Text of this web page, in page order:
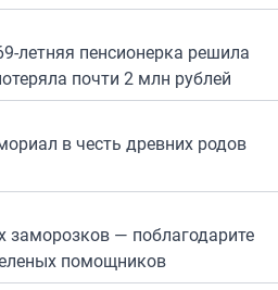
летняя пенсионерка решила
почти 2 млн рублей
в честь древних родов
— поблагодарите
помощников